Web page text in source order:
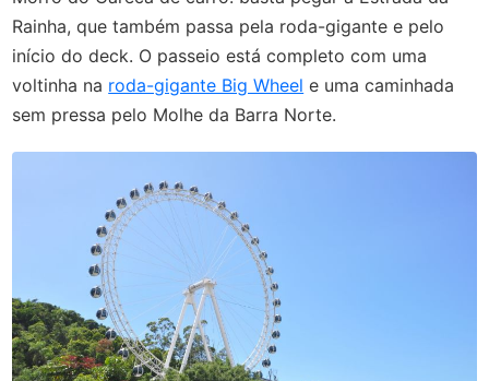
Rainha, que também passa pela roda-gigante e pelo
início do deck. O passeio está completo com uma
voltinha na roda-gigante Big Wheel e uma caminhada
sem pressa pelo Molhe da Barra Norte.